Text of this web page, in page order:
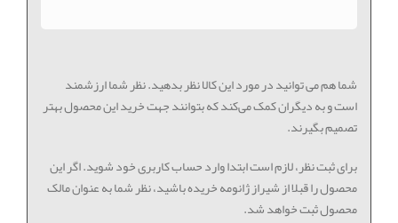
شما هم می توانید در مورد این کالا نظر بدهید. نظر شما ارزشمند
است و به دیگران کمک می‌کند که بتوانند جهت خرید این محصول بهتر
تصمیم بگیرند.
برای ثبت نظر، لازم است ابتدا وارد حساب کاربری خود شوید. اگر این
محصول را قبلا از شیراز ژانومه خریده باشید، نظر شما به عنوان مالک
محصول ثبت خواهد شد.